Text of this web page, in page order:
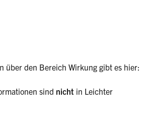
über den Bereich Wirkung gibt es hier:
sind nicht in Leichter